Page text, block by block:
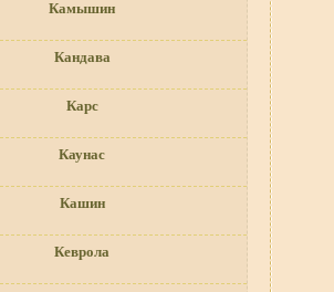
Камышин
Кандава
Карс
Каунас
Кашин
Кеврола